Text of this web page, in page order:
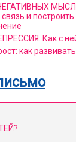
и
Как с
как